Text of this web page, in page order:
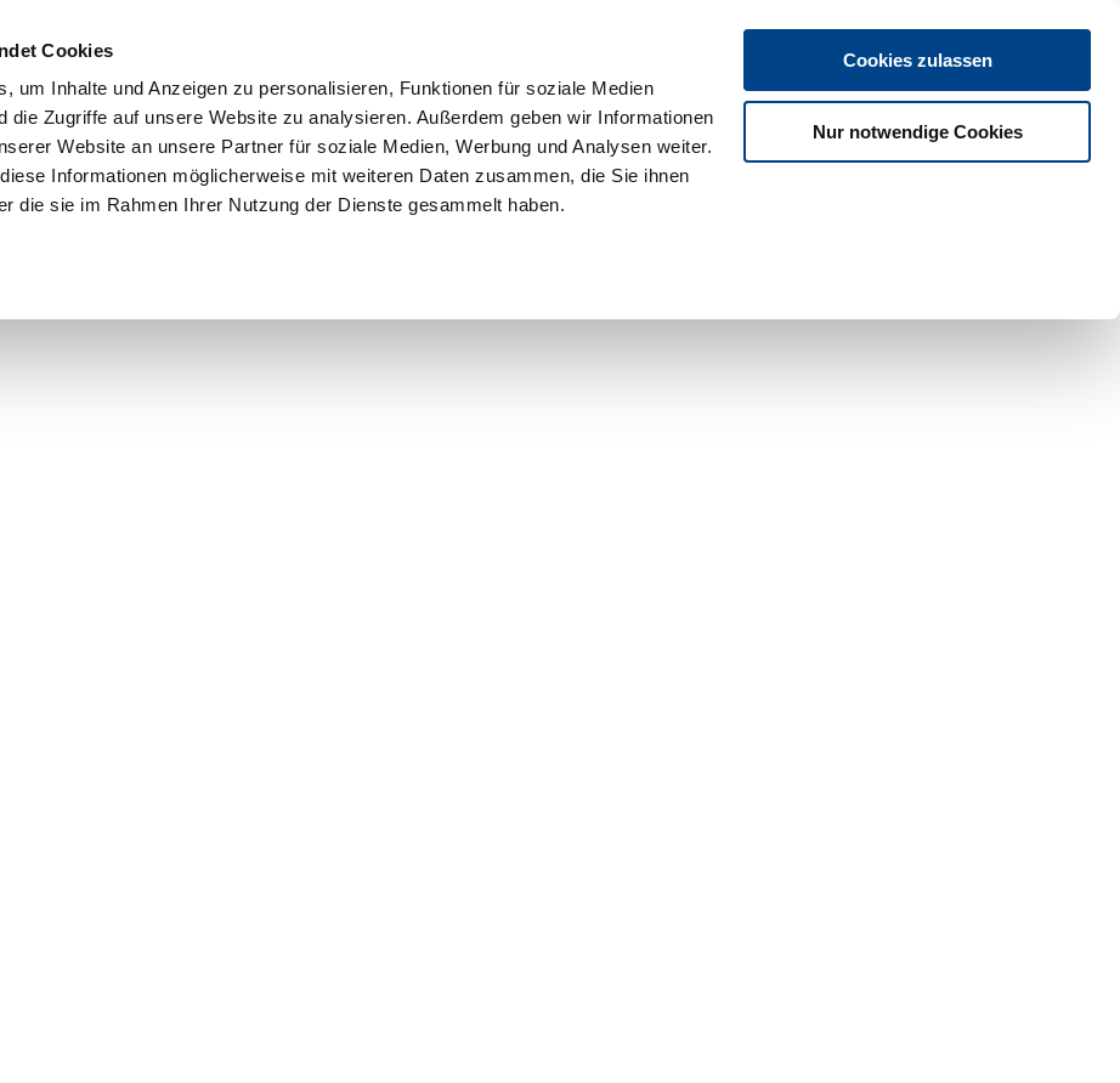
Cookies
um Inhalte und Anzeigen zu personalisieren, Funktionen für soziale Medien
die Zugriffe auf unsere Website zu analysieren. Außerdem geben wir Informationen
Website an unsere Partner für soziale Medien, Werbung und Analysen weiter.
Informationen möglicherweise mit weiteren Daten zusammen, die Sie ihnen
die sie im Rahmen Ihrer Nutzung der Dienste gesammelt haben.
Cookies zulassen
Nur notwendige Cookies